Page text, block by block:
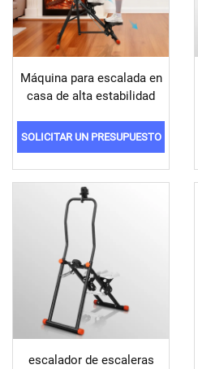
Máquina para escalada en
casa de alta estabilidad
SOLICITAR UN PRESUPUESTO
escalador de escaleras